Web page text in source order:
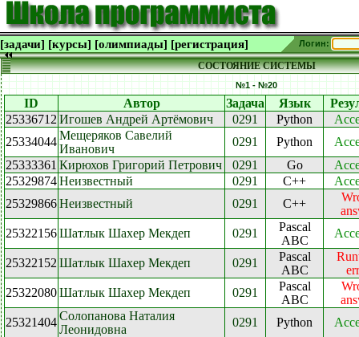
[задачи] [курсы] [олимпиады] [регистрация] Логин:
СОСТОЯНИЕ СИСТЕМЫ
№1 - №20
ID Автор Задача Язык
25336712 Игошев Андрей Артёмович 0291 Python
25334044Мещеряков Савелий
Иванович
0291 Python
25333361 Кирюхов Григорий Петрович 0291 Go
25329874Неизвестный 0291 C++
25329866Неизвестный 0291 C++
25322156Шатлык Шахер Мекдеп 0291
Pascal
ABC
25322152 Шатлык Шахер Мекдеп 0291
Pascal
ABC
25322080Шатлык Шахер Мекдеп 0291
Pascal
ABC
25321404Солопанова Наталия
Леонидовна
0291 Python